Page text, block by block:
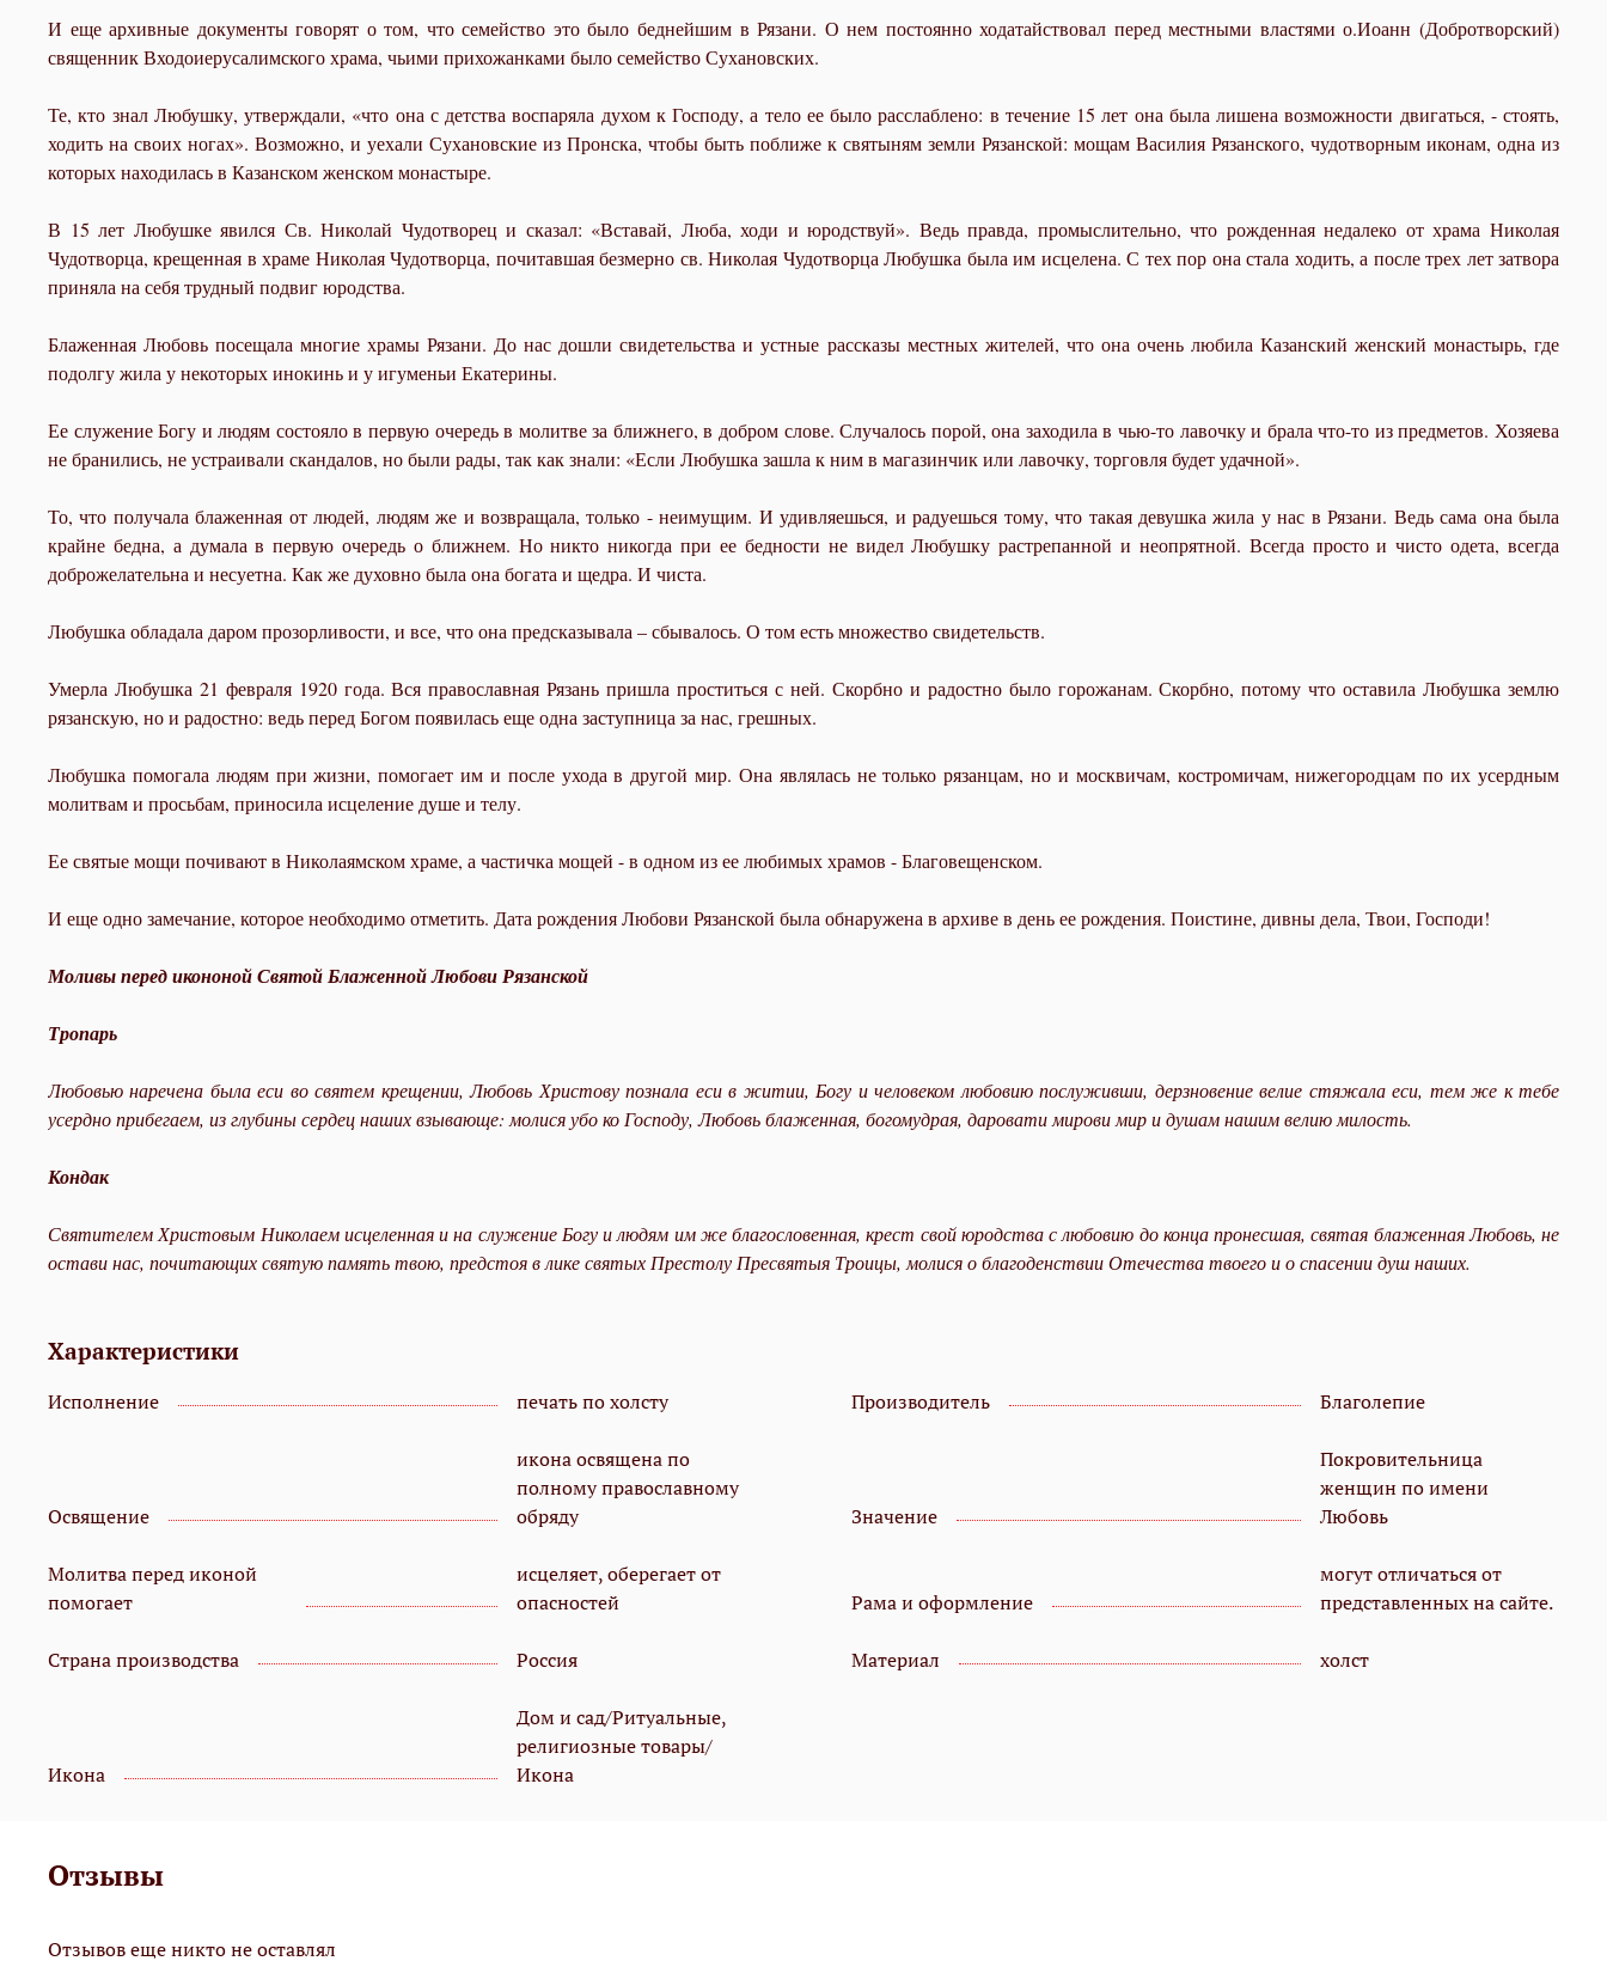
И еще архивные документы говорят о том, что семейство это было беднейшим в Рязани. О нем постоянно ходатайствовал перед местными властями о.Иоанн (Добротворский)
священник Входоиерусалимского храма, чьими прихожанками было семейство Сухановских.
Те, кто знал Любушку, утверждали, «что она с детства воспаряла духом к Господу, а тело ее было расслаблено: в течение 15 лет она была лишена возможности двигаться, - стоять,
ходить на своих ногах». Возможно, и уехали Сухановские из Пронска, чтобы быть поближе к святыням земли Рязанской: мощам Василия Рязанского, чудотворным иконам, одна из
которых находилась в Казанском женском монастыре.
В 15 лет Любушке явился Св. Николай Чудотворец и сказал: «Вставай, Люба, ходи и юродствуй». Ведь правда, промыслительно, что рожденная недалеко от храма Николая
Чудотворца, крещенная в храме Николая Чудотворца, почитавшая безмерно св. Николая Чудотворца Любушка была им исцелена. С тех пор она стала ходить, а после трех лет затвора
приняла на себя трудный подвиг юродства.
Блаженная Любовь посещала многие храмы Рязани. До нас дошли свидетельства и устные рассказы местных жителей, что она очень любила Казанский женский монастырь, где
подолгу жила у некоторых инокинь и у игуменьи Екатерины.
Ее служение Богу и людям состояло в первую очередь в молитве за ближнего, в добром слове. Случалось порой, она заходила в чью-то лавочку и брала что-то из предметов. Хозяева
не бранились, не устраивали скандалов, но были рады, так как знали: «Если Любушка зашла к ним в магазинчик или лавочку, торговля будет удачной».
То, что получала блаженная от людей, людям же и возвращала, только - неимущим. И удивляешься, и радуешься тому, что такая девушка жила у нас в Рязани. Ведь сама она была
крайне бедна, а думала в первую очередь о ближнем. Но никто никогда при ее бедности не видел Любушку растрепанной и неопрятной. Всегда просто и чисто одета, всегда
доброжелательна и несуетна. Как же духовно была она богата и щедра. И чиста.
Любушка обладала даром прозорливости, и все, что она предсказывала – сбывалось. О том есть множество свидетельств.
Умерла Любушка 21 февраля 1920 года. Вся православная Рязань пришла проститься с ней. Скорбно и радостно было горожанам. Скорбно, потому что оставила Любушка землю
рязанскую, но и радостно: ведь перед Богом появилась еще одна заступница за нас, грешных.
Любушка помогала людям при жизни, помогает им и после ухода в другой мир. Она являлась не только рязанцам, но и москвичам, костромичам, нижегородцам по их усердным
молитвам и просьбам, приносила исцеление душе и телу.
Ее святые мощи почивают в Николаямском храме, а частичка мощей - в одном из ее любимых храмов - Благовещенском.
И еще одно замечание, которое необходимо отметить. Дата рождения Любови Рязанской была обнаружена в архиве в день ее рождения. Поистине, дивны дела, Твои, Господи!
Моливы перед икононой Святой Блаженной Любови Рязанской
Тропарь
Любовью наречена была еси во святем крещении, Любовь Христову познала еси в житии, Богу и человеком любовию послуживши, дерзновение велие стяжала еси, тем же к тебе
усердно прибегаем, из глубины сердец наших взывающе: молися убо ко Господу, Любовь блаженная, богомудрая, даровати мирови мир и душам нашим велию милость.
Кондак
Святителем Христовым Николаем исцеленная и на служение Богу и людям им же благословенная, крест свой юродства с любовию до конца пронесшая, святая блаженная Любовь, не
остави нас, почитающих святую память твою, предстоя в лике святых Престолу Пресвятыя Троицы, молися о благоденствии Отечества твоего и о спасении душ наших.
Характеристики
Исполнение печать по холсту Производитель Благолепие
Освящение
икона освящена по
полному православному
обряду
Значение
Покровительница
женщин по имени
Любовь
Молитва перед иконой
помогает
исцеляет, оберегает от
опасностей
Рама и оформление
могут отличаться от
представленных на сайте.
Страна производства Россия Материал холст
Икона
Дом и сад/Ритуальные,
религиозные товары/
Икона
Отзывы
Отзывов еще никто не оставлял